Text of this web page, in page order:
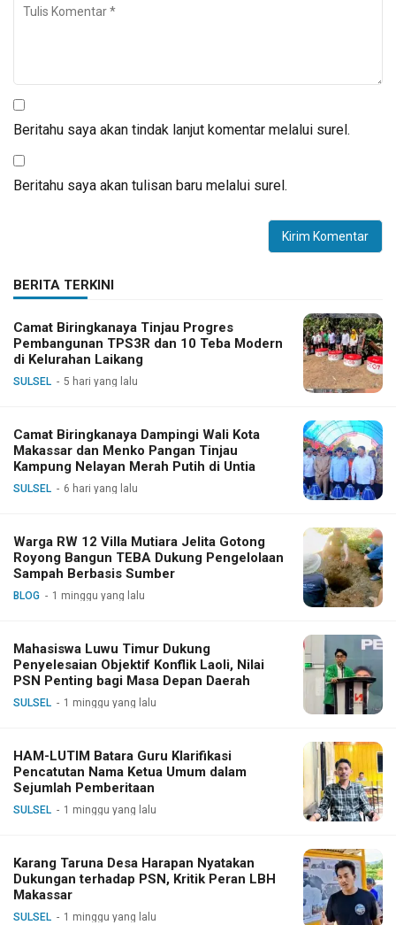
Beritahu saya akan tindak lanjut komentar melalui surel.
Beritahu saya akan tulisan baru melalui surel.
BERITA TERKINI
Camat Biringkanaya Tinjau Progres
Pembangunan TPS3R dan 10 Teba Modern
di Kelurahan Laikang
SULSEL 5 hari yang lalu
Camat Biringkanaya Dampingi Wali Kota
Makassar dan Menko Pangan Tinjau
Kampung Nelayan Merah Putih di Untia
SULSEL 6 hari yang lalu
Warga RW 12 Villa Mutiara Jelita Gotong
Royong Bangun TEBA Dukung Pengelolaan
Sampah Berbasis Sumber
BLOG 1 minggu yang lalu
Mahasiswa Luwu Timur Dukung
Penyelesaian Objektif Konflik Laoli, Nilai
PSN Penting bagi Masa Depan Daerah
SULSEL 1 minggu yang lalu
HAM-LUTIM Batara Guru Klarifikasi
Pencatutan Nama Ketua Umum dalam
Sejumlah Pemberitaan
SULSEL 1 minggu yang lalu
Karang Taruna Desa Harapan Nyatakan
Dukungan terhadap PSN, Kritik Peran LBH
Makassar
SULSEL 1 minggu yang lalu